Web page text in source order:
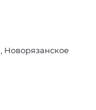
Новорязанское